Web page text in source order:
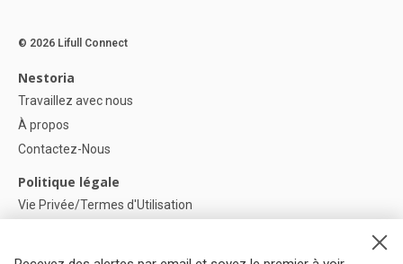
© 2026 Lifull Connect
Nestoria
Travaillez avec nous
À propos
Contactez-Nous
Politique légale
Vie Privée/Termes d'Utilisation